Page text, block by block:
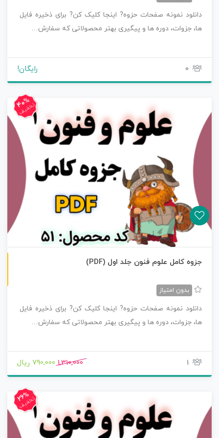
دانلود نمونه صفحات حزوه? اینجا کلیک کن? برای ذخیره فایل
ها، جزوات، دوره ها و پیگیری بهتر محصولاتی که سفارش…
0 رایگان!
40%
تخفیف
جزوه کامل علوم فنون جلد اول (PDF)
بدون امتیاز
دانلود نمونه صفحات حزوه? اینجا کلیک کن? برای ذخیره فایل
ها، جزوات، دوره ها و پیگیری بهتر محصولاتی که سفارش…
1
1,310,000 790,000 ریال
26%
تخفیف